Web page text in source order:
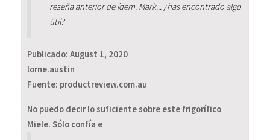
reseña anterior de ídem. Mark... ¿has encontrado algo
útil?
Publicado: August 1, 2020
lorne.austin
Fuente: productreview.com.au
No puedo decir lo suficiente sobre este frigorífico
Miele. Sólo confía e